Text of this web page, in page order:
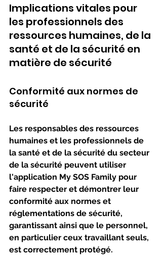
Implications vitales pour
les professionnels des
ressources humaines, de la
santé et de la sécurité en
matière de sécurité
Conformité aux normes de
sécurité
Les responsables des ressources
humaines et les professionnels de
la santé et de la sécurité du secteur
de la sécurité peuvent utiliser
l'application My SOS Family pour
faire respecter et démontrer leur
conformité aux normes et
réglementations de sécurité,
garantissant ainsi que le personnel,
en particulier ceux travaillant seuls,
est correctement protégé.